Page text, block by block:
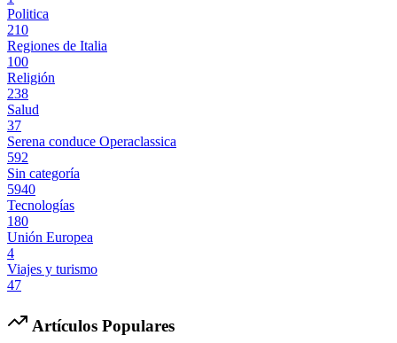
Politica
210
Regiones de Italia
100
Religión
238
Salud
37
Serena conduce Operaclassica
592
Sin categoría
5940
Tecnologías
180
Unión Europea
4
Viajes y turismo
47
Artículos Populares